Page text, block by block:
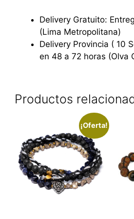
Delivery Gratuito:
(Lima Metropolitana)
Delivery Provincia ( 10
en 48 a 72 horas (Olva
Productos
¡Oferta!